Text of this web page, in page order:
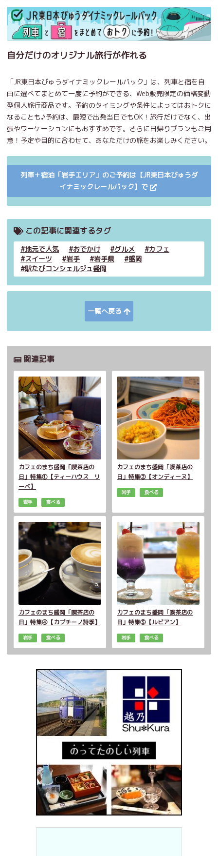
自分だけのオリジナル旅行が作れる
「JR東日本びゅうダイナミックレールパック」は、列車と宿を自
由に選べてまとめて一度に予約ができる、Web販売限定の価格変動
型個人旅行商品です。予約のタイミングや条件によってはおトクに
なることも♪予約は、最短で出発当日でもOK！旅行だけでなく、出
張やワーケーションにもおすすめです。さらに日帰りプランもご用
意！予定や目的に合わせて、あなただけの旅をお楽しみください。
列車＋宿泊「岩手エリア」のご予約は【JR東日本びゅうダ
イナミックレールパック】で
この記事に関連するタグ
地元で人気 おでかけ グルメ
カフェ
スイーツ
岩手 岩手県
盛岡
駅たびコンシェルジュ盛岡
一覧へ戻る
関連記事
カフェのまち盛岡「喫茶店の
日」特集①【ティーハウス リ
ーベ】
岩手 食べる
カフェのまち盛岡「喫茶店の
日」特集②【オンディーヌ】
岩手 食べる
カフェのまち盛岡「喫茶店の
日」特集④【カプチーノ詩季】
岩手 食べる
カフェのまち盛岡「喫茶店の
日」特集⑤【ルビアン】
岩手 食べる